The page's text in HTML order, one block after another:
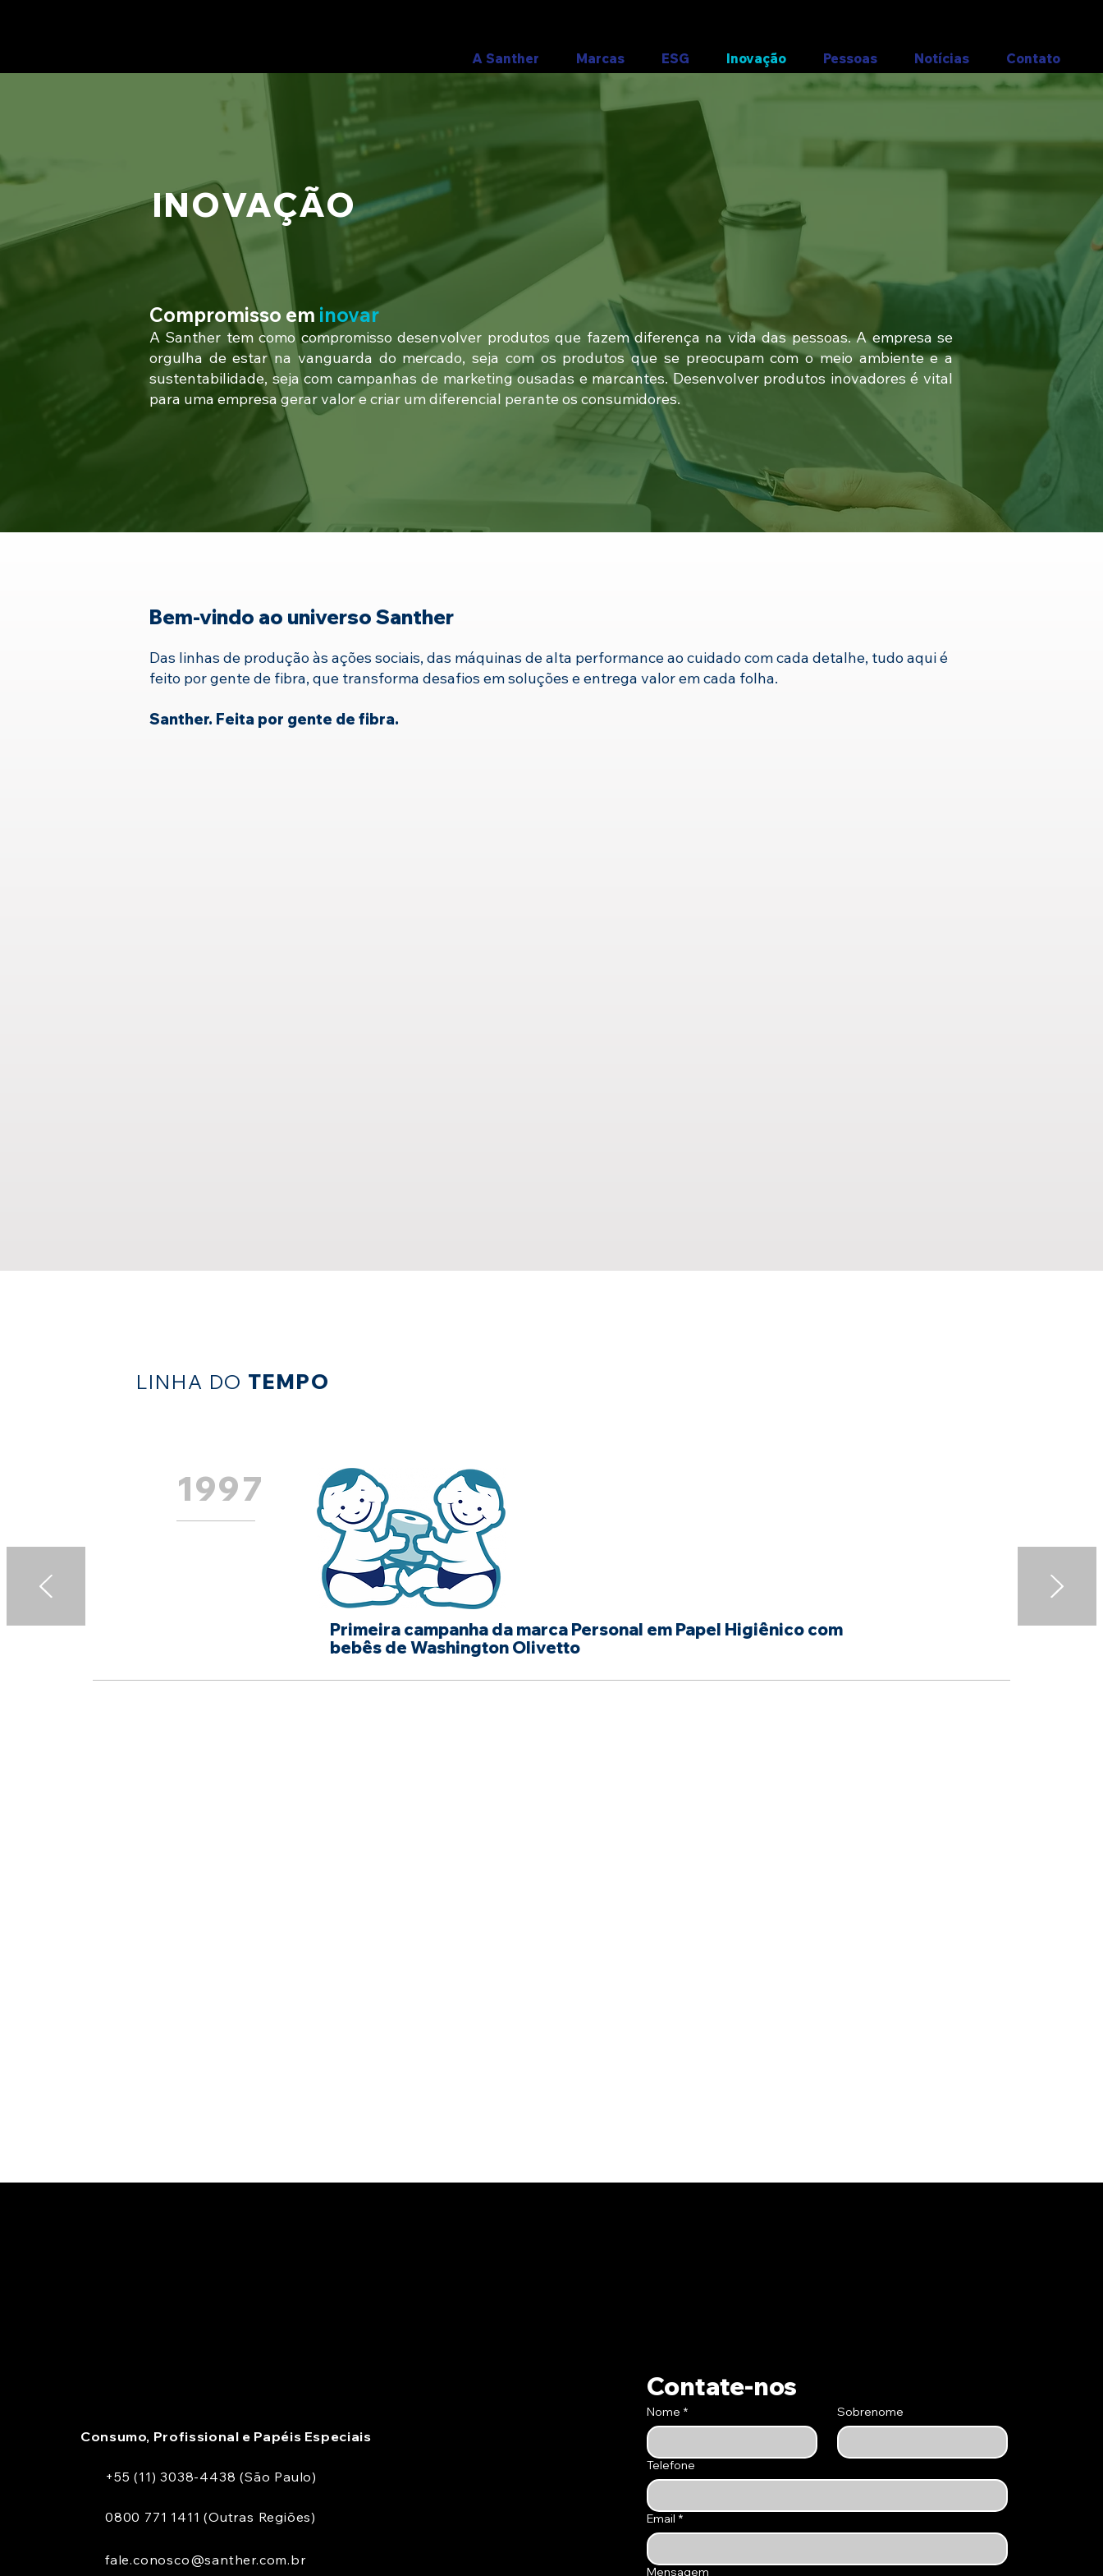
A Santher Marcas ESG Inovação Pessoas Notícias Contato
INOVAÇÃO
Compromisso em inovar
A Santher tem como compromisso desenvolver produtos que fazem diferença na vida das pessoas. A empresa se
orgulha de estar na vanguarda do mercado, seja com os produtos que se preocupam com o meio ambiente e a
sustentabilidade, seja com campanhas de marketing ousadas e marcantes. Desenvolver produtos inovadores é vital
para uma empresa gerar valor e criar um diferencial perante os consumidores.
Bem-vindo ao universo Santher
Das linhas de produção às ações sociais, das máquinas de alta performance ao cuidado com cada detalhe, tudo aqui é
feito por gente de fibra, que transforma desafios em soluções e entrega valor em cada folha.
Santher. Feita por gente de fibra.
LINHA DO TEMPO
1997
Primeira campanha da marca Personal em Papel Higiênico com
bebês de Washington Olivetto
Consumo, Profissional e Papéis Especiais
+55 (11) 3038-4438 (São Paulo)
0800 771 1411 (Outras Regiões)
fale.conosco@santher.com.br
Contate-nos
Nome * Sobrenome
Telefone
Email *
Mensagem